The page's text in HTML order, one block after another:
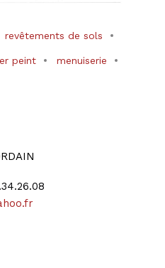
revêtements de sols
peint menuiserie